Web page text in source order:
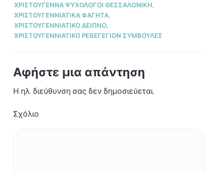
ΧΡΙΣΤΟΥΓΕΝΝΑ ΨΥΧΟΛΟΓΟΙ ΘΕΣΣΑΛΟΝΙΚΗ,
ΧΡΙΣΤΟΥΓΕΝΝΙΑΤΙΚΑ ΦΑΓΗΤΑ,
ΧΡΙΣΤΟΥΓΕΝΝΙΑΤΙΚΟ ΔΕΙΠΝΟ,
ΧΡΙΣΤΟΥΓΕΝΝΙΑΤΙΚΟ ΡΕΒΕΓΕΓΙΟΝ ΣΥΜΒΟΥΛΕΣ
Αφήστε μια απάντηση
Η ηλ. διεύθυνση σας δεν δημοσιεύεται.
Σχόλιο